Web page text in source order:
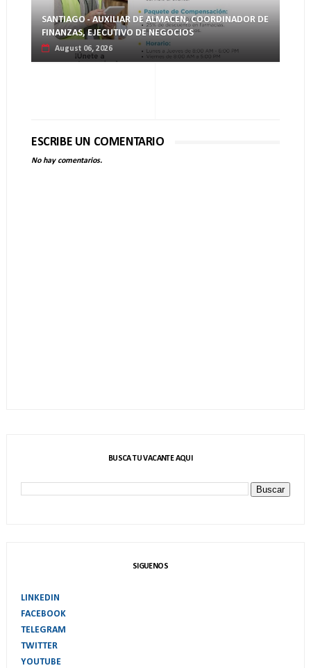
SANTIAGO - AUXILIAR DE ALMACEN, COORDINADOR DE
FINANZAS, EJECUTIVO DE NEGOCIOS
August 06, 2026
ESCRIBE UN COMENTARIO
No hay comentarios.
BUSCA TU VACANTE AQUI
SIGUENOS
LINKEDIN
FACEBOOK
TELEGRAM
TWITTER
YOUTUBE